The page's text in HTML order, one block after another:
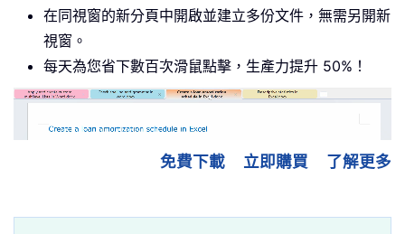
在同視窗的新分頁中開啟並建立多份文件，無需另開新
視窗。
每天為您省下數百次滑鼠點擊，生產力提升 50%！
免費下載 立即購買 了解更多